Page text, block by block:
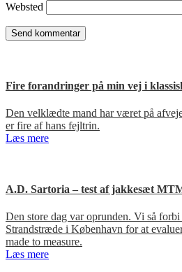
Websted
Fire forandringer på min vej i
Den velklædte mand har været på
er fire af hans fejltrin.
Læs mere
A.D. Sartoria – test af jakkesæt
Den store dag var oprunden. Vi så
Strandstræde i København for at
made to measure.
Læs mere